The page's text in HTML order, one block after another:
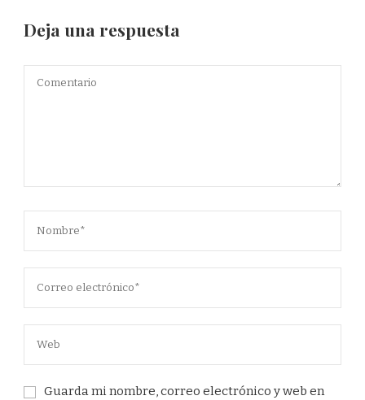
Deja una respuesta
Guarda mi nombre, correo electrónico y web en